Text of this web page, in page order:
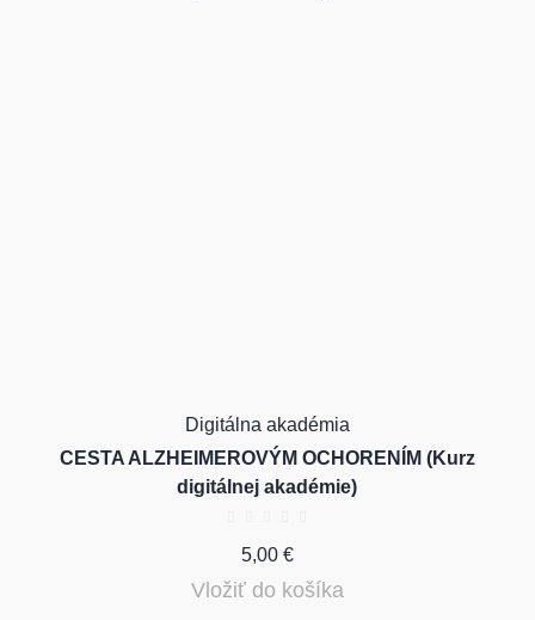
Digitálna akadémia
CESTA ALZHEIMEROVÝM OCHORENÍM (Kurz
digitálnej akadémie)
5,00 €
Vložiť do košíka